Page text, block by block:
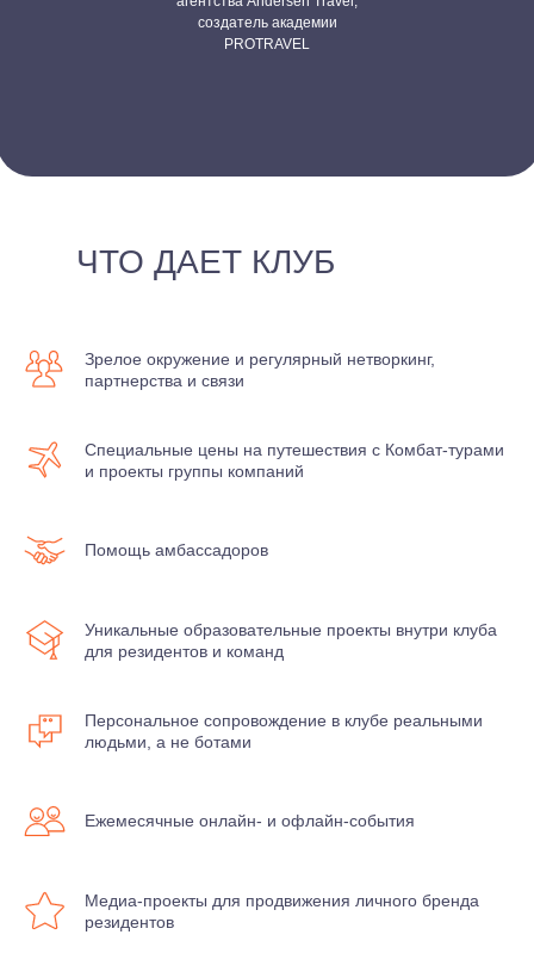
создатель академии
PROTRAVEL
ЧТО ДАЕТ КЛУБ
Зрелое окружение и регулярный нетворкинг,
партнерства и связи
Специальные цены на путешествия с Комбат-турами
и проекты группы компаний
Помощь амбассадоров
Уникальные образовательные проекты внутри клуба
для резидентов и команд
Персональное сопровождение в клубе реальными
людьми, а не ботами
Ежемесячные онлайн- и офлайн-события
Медиа-проекты для продвижения личного бренда
резидентов